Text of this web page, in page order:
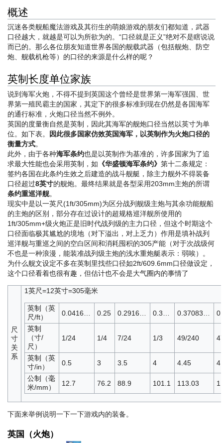
概述
沉迷各类舰船魔法游戏及其衍生的萌娘游戏的朋友们都知道，武器
口径越大，就越是可以为所欲为的。“口径就是正义”绝对不是瞎说说
而已的。那么各位朋友知道世界各国的舰载武器（包括舰炮、防空
炮、舰载机枪等）的口径的来源是什么样的呢？
英制长度单位家族
说到海军火炮，不得不提到英国这个曾经是世界第一海军强国、世
界第一殖民霸主的国家，其定下的很多标准到现在仍然是各国海军
的通行标准，火炮口径当然不例外。
英国的度量衡自然是英制，因此其海军的舰炮口径当然以英寸为单
位。如下表。
因此很多国家仿效英国海军，以英制作为火炮口径的
衡量方式。
此外，由于各种海军条约也是以英制作为基准的，许多国家为了追
求最大性能也会采用英制，如 《华盛顿海军条约》 第十二条规定：
签约各国在此条约生效之后建造的战斗舰艇，除主力舰外不得装备
口径超过8英寸的舰炮。最终结果就是各型采用203mm主炮的所谓
条约重巡洋舰。
现实中是以一英尺(1ft/305mm)为区分战列舰级主炮与其余功能舰船
的主炮的区别，部分存在过设计的超规格巡洋舰所使用的
1ft/305mm+级火炮正是旧时代战列级的主力口径，但这个时期这个
口径面临极其尴尬的境地（对下溢出，对上乏力）作用是填补战列
巡洋舰与重巡之间的空白区间和消耗囤积的305产能（对于次战级何
不也是一种浪漫， 能装准战列级主炮的浅水重炮艇表示：弱唉）。
为什么舰文设定不多在英制里找些口径如2ft/609.6mm口径做设定，
这个口径看着也很有趣，但估计也不会是大气圈内的事情了
尺
寸
关
系
1英尺=12英寸=305毫米
英制（英
尺/ft）
0.0416… 0.25 0.2916… 0.3… 0.37083…
英制
（寸/
尺）
1/24 1/4 7/24 1/3 49/240
英制（英
寸/in）
0.5 3 3.5 4 4.45
公制（毫
米/mm）
12.7 76.2 88.9 101.1 113.03
下面来举例说明一下一下游戏内的装备。
英国（火炮）